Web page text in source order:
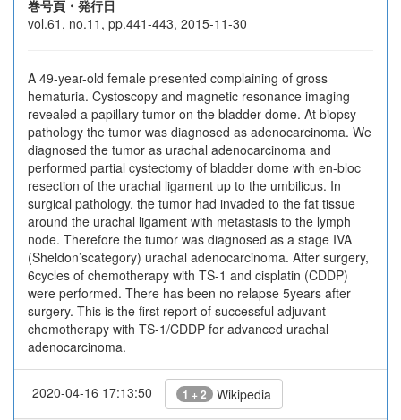
巻号頁・発行日
vol.61, no.11, pp.441-443, 2015-11-30
A 49-year-old female presented complaining of gross
hematuria. Cystoscopy and magnetic resonance imaging
revealed a papillary tumor on the bladder dome. At biopsy
pathology the tumor was diagnosed as adenocarcinoma. We
diagnosed the tumor as urachal adenocarcinoma and
performed partial cystectomy of bladder dome with en-bloc
resection of the urachal ligament up to the umbilicus. In
surgical pathology, the tumor had invaded to the fat tissue
around the urachal ligament with metastasis to the lymph
node. Therefore the tumor was diagnosed as a stage IVA
(Sheldon’scategory) urachal adenocarcinoma. After surgery,
6cycles of chemotherapy with TS-1 and cisplatin (CDDP)
were performed. There has been no relapse 5years after
surgery. This is the first report of successful adjuvant
chemotherapy with TS-1/CDDP for advanced urachal
adenocarcinoma.
2020-04-16 17:13:50 1 + 2 Wikipedia